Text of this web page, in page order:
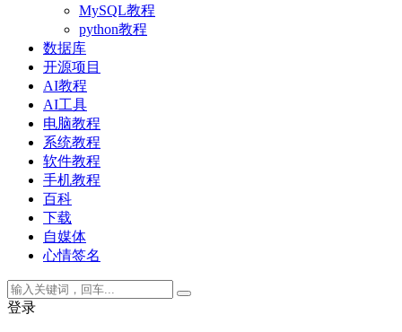
MySQL教程
python教程
数据库
开源项目
AI教程
AI工具
电脑教程
系统教程
软件教程
手机教程
百科
下载
自媒体
心情签名
登录